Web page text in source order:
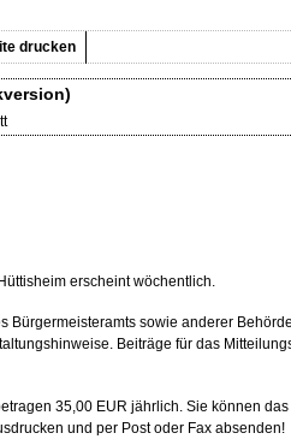
drucken
erscheint wöchentlich.
Bürgermeisteramts sowie anderer
Beiträge für das
35,00 EUR jährlich. Sie können
und per Post oder Fax absenden!